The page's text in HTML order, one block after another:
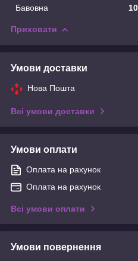
Бавовна
Приховати
Умови доставки
Нова Пошта
Всі умови доставки
Умови оплати
Оплата на рахунок
Оплата на рахунок
Всі умови оплати
Умови повернення